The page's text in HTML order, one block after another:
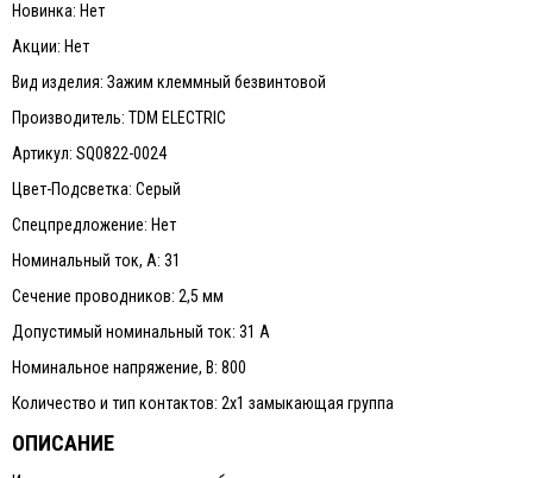
Новинка: Нет
Акции: Нет
Вид изделия: Зажим клеммный безвинтовой
Производитель: TDM ELECTRIC
Артикул: SQ0822-0024
Цвет-Подсветка: Серый
Спецпредложение: Нет
Номинальный ток, А: 31
Сечение проводников: 2,5 мм
Допустимый номинальный ток: 31 А
Номинальное напряжение, В: 800
Количество и тип контактов: 2х1 замыкающая группа
ОПИСАНИЕ